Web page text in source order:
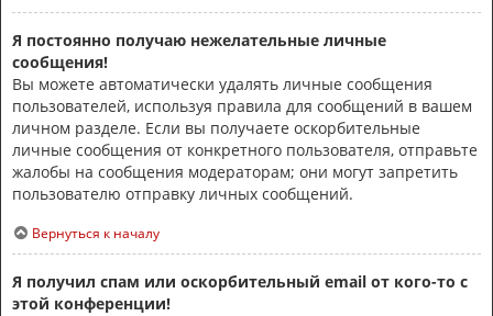
Я постоянно получаю нежелательные личные
сообщения!
Вы можете автоматически удалять личные сообщения
пользователей, используя правила для сообщений в вашем
личном разделе. Если вы получаете оскорбительные
личные сообщения от конкретного пользователя, отправьте
жалобы на сообщения модераторам; они могут запретить
пользователю отправку личных сообщений.
Вернуться к началу
Я получил спам или оскорбительный email от кого-то с
этой конференции!